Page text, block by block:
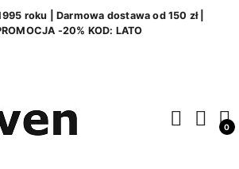
roku | Darmowa dostawa od 150 zł |
-20% KOD: LATO
0